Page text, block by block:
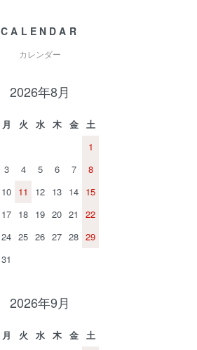
CALENDAR
カレンダー
2026年8月
月 火 水 木 金
土
1
3 4 5 6 7
8
10 11 12 13 14 15
17 18 19 20 21
22
24 25 26 27 28 29
31
2026年9月
月 火 水 木 金
土